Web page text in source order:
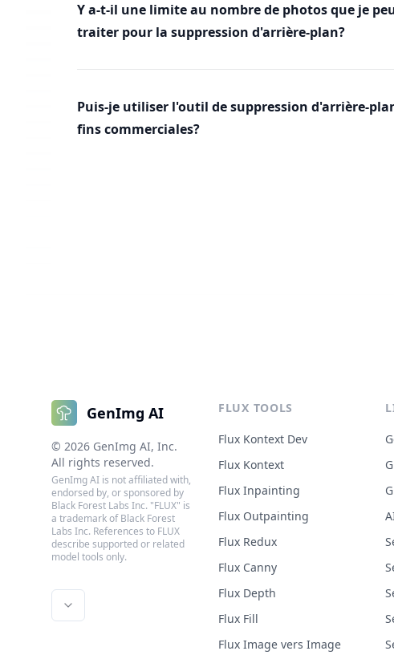
Y a-t-il une limite au nombre de photos que je
traiter pour la suppression d'arrière-plan?
Puis-je utiliser l'outil de suppression d'arrière-
fins commerciales?
GenImg AI
© 2026 GenImg AI, Inc.
All rights reserved.
GenImg AI is not affiliated with,
endorsed by, or sponsored by
Black Forest Labs Inc. "FLUX" is
a trademark of Black Forest
Labs Inc. References to FLUX
describe supported or related
model tools only.
FLUX TOOLS
Flux Kontext Dev
Flux Kontext
Flux Inpainting
Flux Outpainting
Flux Redux
Flux Canny
Flux Depth
Flux Fill
Flux Image vers Image